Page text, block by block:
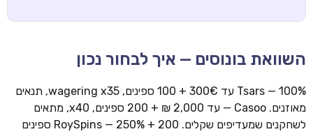
השוואת בונוסים — איך לבחור נכון
Tsars — 100% עד 300€ + 100 ספינים, wagering x35, תנאים
מאוזנים. Casoo — עד 2,000 ₪ + 200 ספינים, x40, מתאים
לשחקנים שמעדיפים שקלים. RoySpins — 250% + 200 ספינים